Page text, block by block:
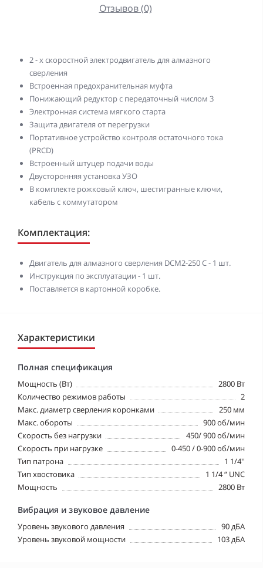
Отзывов (0)
2 - х скоростной электродвигатель для алмазного
сверления
Встроенная предохранительная муфта
Понижающий редуктор с передаточный числом 3
Электронная система мягкого старта
Защита двигателя от перегрузки
Портативное устройство контроля остаточного тока
(PRCD)
Встроенный штуцер подачи воды
Двусторонняя установка УЗО
В комплекте рожковый ключ, шестигранные ключи,
кабель с коммутатором
Комплектация:
Двигатель для алмазного сверления DCM2-250 C - 1 шт.
Инструкция по эксплуатации - 1 шт.
Поставляется в картонной коробке.
Характеристики
Полная спецификация
Мощность (Вт)
2800 Вт
Количество режимов работы
2
Макс. диаметр сверления коронками
250 мм
Макс. обороты
900 об/мин
Скорость без нагрузки
450/ 900 об/мин
Скорость при нагрузке
0-450 / 0-900 об/мин
Тип патрона
1 1/4''
Тип хвостовика
1 1/4 “ UNC
Мощность
2800 Вт
Вибрация и звуковое давление
Уровень звукового давления
90 дБА
Уровень звуковой мощности
103 дБА